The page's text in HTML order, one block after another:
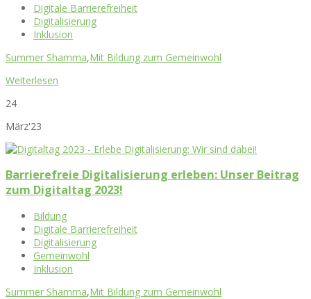
Digitale Barrierefreiheit
Digitalisierung
Inklusion
Summer Shamma,Mit Bildung zum Gemeinwohl
Weiterlesen
24
März'23
Barrierefreie Digitalisierung erleben: Unser Beitrag
zum Digitaltag 2023!
Bildung
Digitale Barrierefreiheit
Digitalisierung
Gemeinwohl
Inklusion
Summer Shamma,Mit Bildung zum Gemeinwohl